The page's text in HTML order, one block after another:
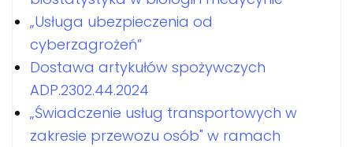
„Usługa ubezpieczenia od
cyberzagrożeń”
Dostawa artykułów spożywczych
ADP.2302.44.2024
„Świadczenie usług transportowych w
zakresie przewozu osób" w ramach